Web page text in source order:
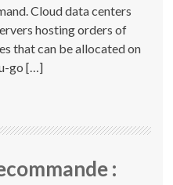
Cloud data centers
hosting orders of
that can be allocated on
go […]
: